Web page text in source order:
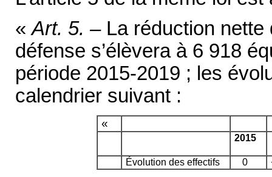
« Art. 5. – La réduction
défense s’élèvera à 6 918
période 2015-2019 ; les
calendrier suivant :
«
2015
Évolution des effectifs 0